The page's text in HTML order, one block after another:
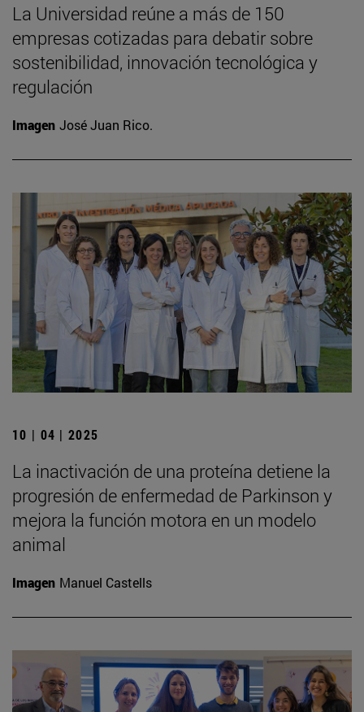
La Universidad reúne a más de 150
empresas cotizadas para debatir sobre
sostenibilidad, innovación tecnológica y
regulación
Imagen José Juan Rico.
10 | 04 | 2025
La inactivación de una proteína detiene la
progresión de enfermedad de Parkinson y
mejora la función motora en un modelo
animal
Imagen Manuel Castells